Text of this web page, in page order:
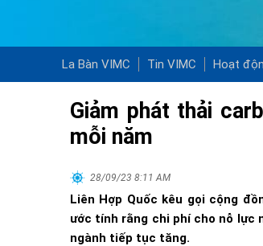
La Bàn VIMC Tin VIMC Hoạt
Giảm phát thải
mỗi năm
28/09/23 8:11 AM
Liên Hợp Quốc kêu gọi cộng
ước tính rằng chi phí cho nỗ lực
ngành tiếp tục tăng.